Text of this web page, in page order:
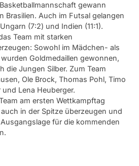
gewann
Brasilien. Auch im Futsal gelangen
(7:2) und Indien (11:1).
Team mit starken
Sowohl im Mädchen- als
Goldmedaillen gewonnen,
die Jungen Silber. Zum Team
Ole Brock, Thomas Pohl, Timo
Lena Heuberger.
am ersten Wettkampftag
in der Spitze überzeugen und
für die kommenden